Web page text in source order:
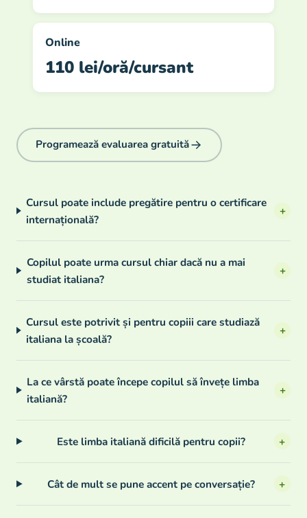
Online
110 lei/oră/cursant
Programează evaluarea gratuită
Cursul poate include pregătire pentru o certificare
internațională?
+
Copilul poate urma cursul chiar dacă nu a mai
studiat italiana?
+
Cursul este potrivit și pentru copiii care studiază
italiana la școală?
+
La ce vârstă poate începe copilul să învețe limba
italiană?
+
Este limba italiană dificilă pentru copii? +
Cât de mult se pune accent pe conversație? +